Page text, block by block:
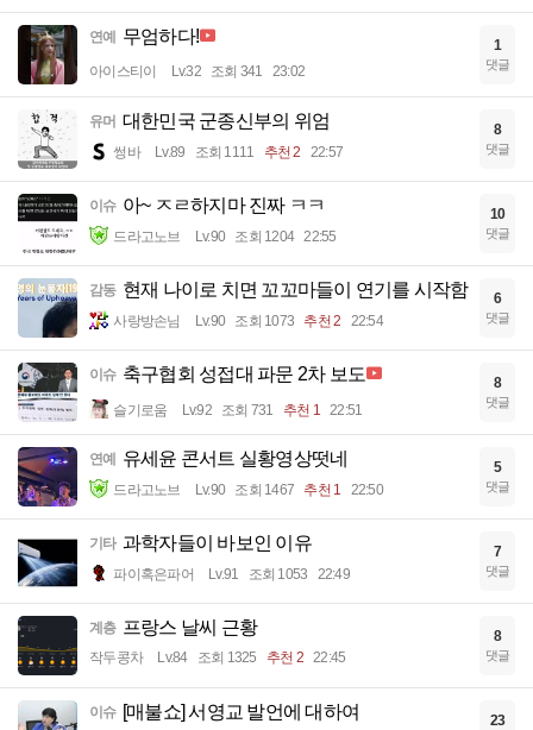
연예 무엄하다!
아이스티이 Lv.32 조회 341 23:02
1
댓글
유머 대한민국 군종신부의 위엄
썽바 Lv.89 조회 1111 추천 2 22:57
8
댓글
이슈 아~ ㅈㄹ하지마 진짜 ㅋㅋ
드라고노브 Lv.90 조회 1204 22:55
10
댓글
감동 현재 나이로 치면 꼬꼬마들이 연기를 시작함
사랑방손님 Lv.90 조회 1073 추천 2 22:54
6
댓글
이슈 축구협회 성접대 파문 2차 보도
슬기로움 Lv.92 조회 731 추천 1 22:51
8
댓글
연예 유세윤 콘서트 실황영상떳네
드라고노브 Lv.90 조회 1467 추천 1 22:50
5
댓글
기타 과학자들이 바보인 이유
파이혹은파어 Lv.91 조회 1053 22:49
7
댓글
계층 프랑스 날씨 근황
작두콩차 Lv.84 조회 1325 추천 2 22:45
8
댓글
이슈 [매불쇼] 서영교 발언에 대하여 23